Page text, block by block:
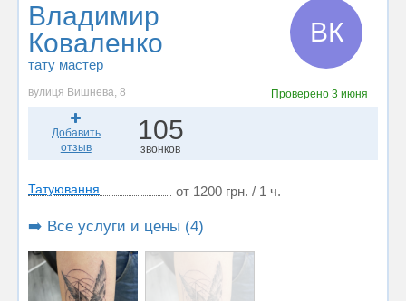
Владимир
Коваленко
тату мастер
ВК
вулиця Вишнева, 8 Проверено3 июня
Добавить
отзыв
105
звонков
Татуювання от 1200 грн. / 1 ч.
➡️ Все услуги и цены (4)